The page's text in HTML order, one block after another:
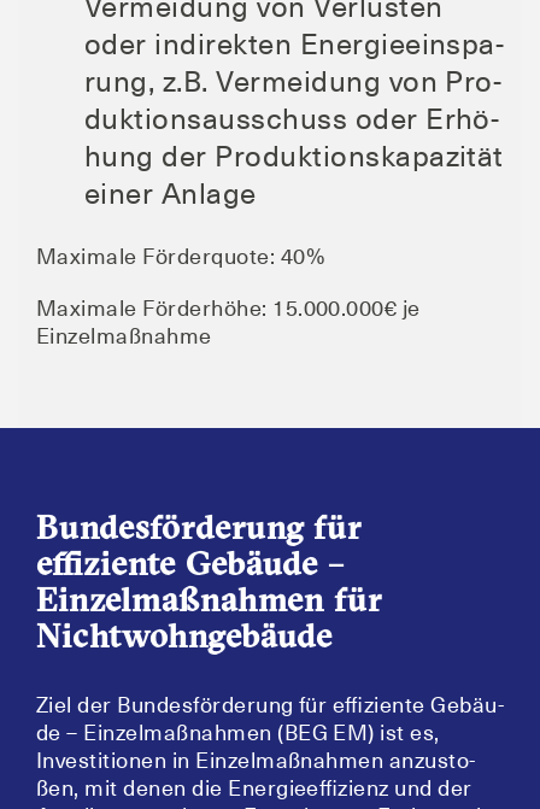
Ver­mei­dung von Ver­lus­ten
oder indi­rek­ten Ener­gie­ein­spa­
rung, z.B. Ver­mei­dung von Pro­
duk­ti­ons­aus­schuss oder Erhö­
hung der Pro­duk­ti­ons­ka­pa­zi­tät
einer Anlage
Maxi­ma­le För­der­quo­te: 40%
Maxi­ma­le För­der­hö­he: 15.000.000€ je
Einzelmaßnahme
Bundesförderung für
effiziente Gebäude –
Einzelmaßnahmen für
Nichtwohngebäude
Ziel der Bun­des­för­de­rung für effi­zi­en­te Gebäu­
de – Ein­zel­maß­nah­men (BEG EM) ist es,
Inves­ti­tio­nen in Ein­zel­maß­nah­men anzu­sto­
ßen, mit denen die Ener­gie­ef­fi­zi­enz und der